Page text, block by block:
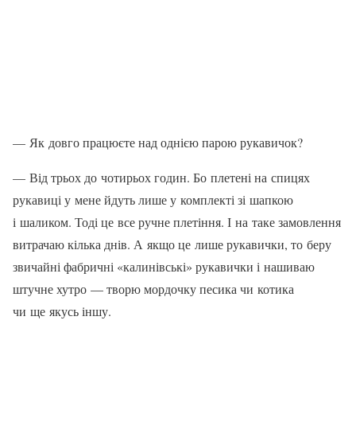
— Як довго працюєте над однією парою рукавичок?
— Від трьох до чотирьох годин. Бо плетені на спицях
рукавиці у мене йдуть лише у комплекті зі шапкою
і шаликом. Тоді це все ручне плетіння. І на таке за­мовлення
витрачаю кілька днів. А якщо це лише рукавички, то беру
звичайні фабричні «калинівські» рукавички і на­шиваю
штучне хутро — творю мордочку песика чи котика
чи ще якусь іншу.